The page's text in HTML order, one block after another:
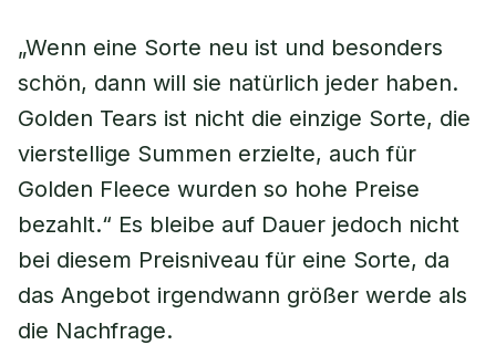
„Wenn eine Sorte neu ist und besonders
schön, dann will sie natürlich jeder haben.
Golden Tears ist nicht die einzige Sorte, die
vierstellige Summen erzielte, auch für
Golden Fleece wurden so hohe Preise
bezahlt.“ Es bleibe auf Dauer jedoch nicht
bei diesem Preisniveau für eine Sorte, da
das Angebot irgendwann größer werde als
die Nachfrage.